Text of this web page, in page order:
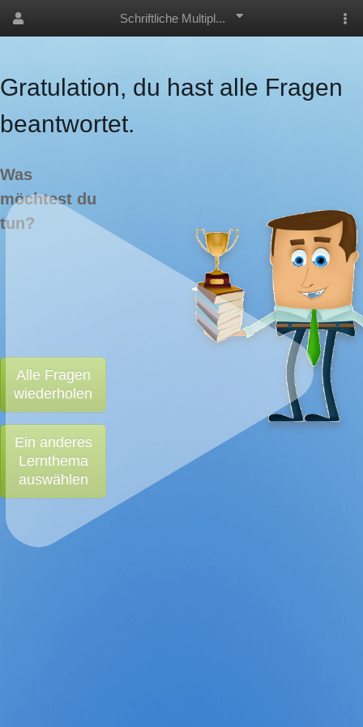
Schriftliche Multipl...
Gratulation, du hast alle Fragen
beantwortet.
Was
möchtest du
tun?
Alle Fragen
wiederholen
Ein anderes
Lernthema
auswählen